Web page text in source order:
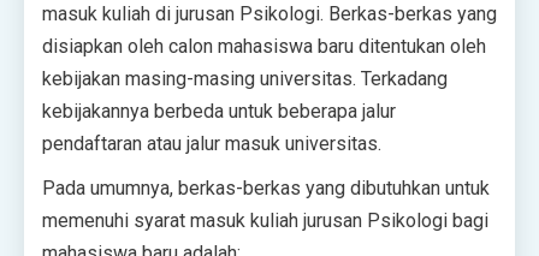
masuk kuliah di jurusan Psikologi. Berkas-berkas yang
disiapkan oleh calon mahasiswa baru ditentukan oleh
kebijakan masing-masing universitas. Terkadang
kebijakannya berbeda untuk beberapa jalur
pendaftaran atau jalur masuk universitas.
Pada umumnya, berkas-berkas yang dibutuhkan untuk
memenuhi syarat masuk kuliah jurusan Psikologi bagi